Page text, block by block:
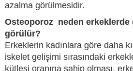
azalma görülmesidir.
Osteoporoz neden erkeklerde
görülür?
Erkeklerin kadınlara göre daha
iskelet gelişimi sırasındaki
kütlesi oranına sahip olması,